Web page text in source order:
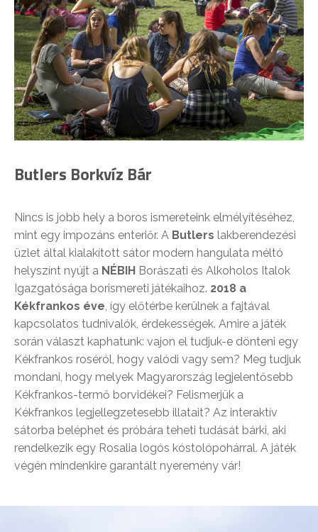
Butlers Borkvíz Bár
Nincs is jobb hely a boros ismereteink elmélyítéséhez,
mint egy impozáns enteriőr. A Butlers lakberendezési
üzlet által kialakított sátor modern hangulata méltó
helyszínt nyújt a NÉBIH Borászati és Alkoholos Italok
Igazgatósága borismereti játékaihoz. 2018 a
Kékfrankos éve, így előtérbe kerülnek a fajtával
kapcsolatos tudnivalók, érdekességek. Amire a játék
során választ kaphatunk: vajon el tudjuk-e dönteni egy
Kékfrankos roséról, hogy valódi vagy sem? Meg tudjuk
mondani, hogy melyek Magyarország legjelentősebb
Kékfrankos-termő borvidékei? Felismerjük a
Kékfrankos legjellegzetesebb illatait? Az interaktív
sátorba beléphet és próbára teheti tudását bárki, aki
rendelkezik egy Rosalia logós kóstolópohárral. A játék
végén mindenkire garantált nyeremény vár!